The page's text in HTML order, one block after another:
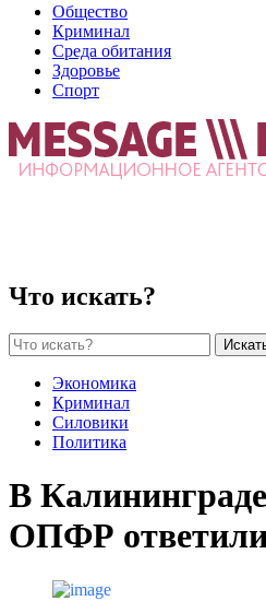
Общество
Криминал
Среда обитания
Здоровье
Спорт
Что искать?
Экономика
Криминал
Силовики
Политика
В
ОПФР